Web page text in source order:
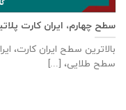
سطح چهارم، ایران کارت
بالاترین سطح ایران کارت،
سطح طلایی، [...]